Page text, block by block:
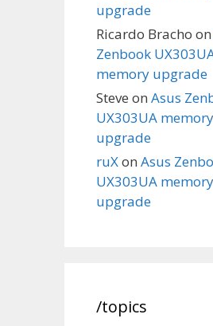
upgrade
Ricardo Bracho on
Zenbook
memory upgrade
Steve on Asus
UX303UA memory
upgrade
ruXon Asus
UX303UA memory
upgrade
/topics